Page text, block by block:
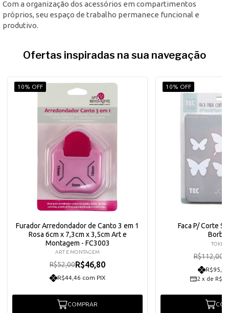
Com a organização dos acessórios em compartimentos
próprios, seu espaço de trabalho permanece funcional e
produtivo.
Ofertas inspiradas na sua navegação
10% OFF
Furador Arredondador de Canto 3 em 1
Rosa 6cm x 7,3cm x 3,5cm Art e
Montagem - FC3003
ART E MONTAGEM
R$52,00R$46,80
R$44,46 com PIX
COMPRAR
10% OFF
Faca P/ Corte
TOKE
R$112,00
2 x de